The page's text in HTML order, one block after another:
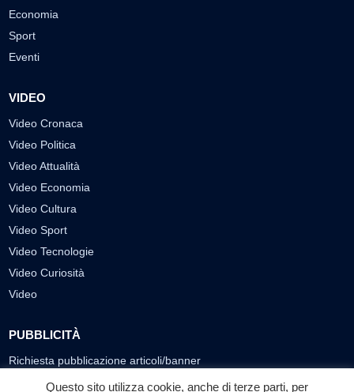
Economia
Sport
Eventi
VIDEO
Video Cronaca
Video Politica
Video Attualità
Video Economia
Video Cultura
Video Sport
Video Tecnologie
Video Curiosità
Video
PUBBLICITÀ
Richiesta pubblicazione articoli/banner
Questo sito utilizza cookie, anche di terze parti, per